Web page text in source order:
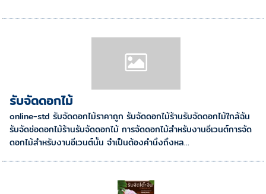
รับจัดดอกไม้
online-std รับจัดดอกไม้ราคาถูก รับจัดดอกไม้ร้านรับจัดดอกไม้ใกล้ฉัน
รับจัดช่อดอกไม้ร้านรับจัดดอกไม้ การจัดดอกไม้สำหรับงานอีเวนต์การจัด
ดอกไม้สำหรับงานอีเวนต์นั้น จำเป็นต้องคำนึงถึงหล...